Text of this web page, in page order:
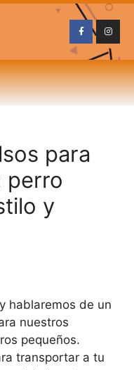
para
perro
y
hablaremos de un
nuestros
pequeños.
transportar a tu